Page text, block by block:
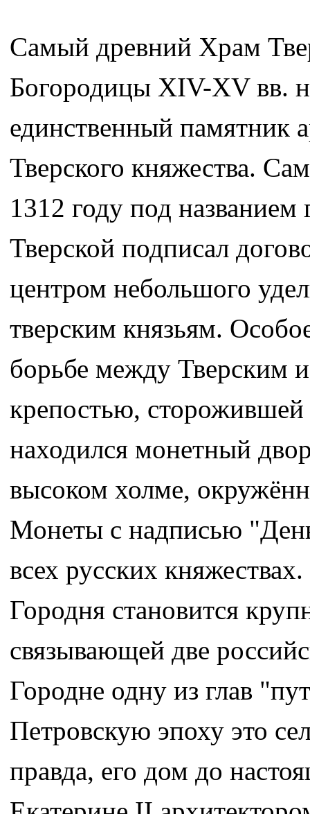
Самый древний Храм
Богородицы XIV-XV вв.
единственный памятник
Тверского княжества.
1312 году под
Тверской подписал
центром небольшого
тверским князьям.
борьбе между Тверским
крепостью,
находился монетный
высоком холме,
Монеты с надписью
всех русских
Городня становится
связывающей две
Городне одну из глав
Петровскую эпоху это
правда, его дом до